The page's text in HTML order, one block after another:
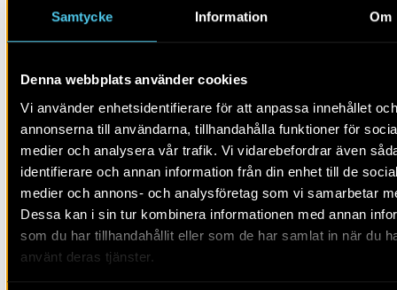
Samtycke Information Om
Denna webbplats använder cookies
Vi använder enhetsidentifierare för att anpassa innehållet och
annonserna till användarna, tillhandahålla funktioner för
medier och analysera vår trafik. Vi vidarebefordrar även
identifierare och annan information från din enhet till de
medier och annons- och analysföretag som vi samarbetar
Dessa kan i sin tur kombinera informationen med annan
som du har tillhandahållit eller som de har samlat in när du
använt deras tjänster.
Instagram: @kulturens_arkeologer,
#kvarteretsanktmikael
Rapporten
För mer info och om du vill läsa om resultatet se
rapportenKvarteret Sankt Mikael 16
LÄS MER OM: